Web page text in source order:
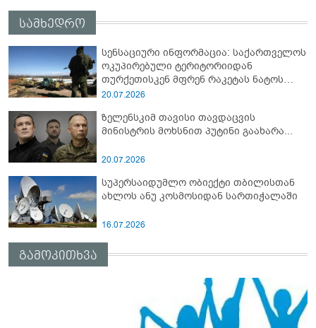
სამხედრო
სენსაციური ინფორმაცია: საქართველოს
ოკუპირებული ტერიტორიიდან
თურქეთისკენ მფრენ რაკეტას ნატოს
სამიტი კინაღამ ჩაუშლია
20.07.2026
ზელენსკიმ თავისი თავდაცვის
მინისტრის მოხსნით პუტინი გაახარა...
20.07.2026
სუპერსაიდუმლო ობიექტი თბილისთან
ახლოს ანუ კოსმოსიდან სართიჭალაში
16.07.2026
გამოკითხვა